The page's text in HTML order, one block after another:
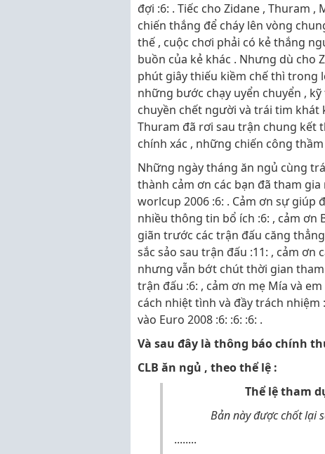
đợi :6: . Tiếc cho Zidane , Thuram
chiến thắng để cháy lên vòng
thế , cuộc chơi phải có kẻ thắng
buồn của kẻ khác . Nhưng dù cho
phút giây thiếu kiềm chế thì trong
những bước chạy uyển chuyển ,
chuyền chết người và trái tim khát
Thuram đã rơi sau trận chung kết
chính xác , những chiến công
Những ngày tháng ăn ngủ cùng
thành cảm ơn các bạn đã tham
worlcup 2006 :6: . Cảm ơn sự giúp
nhiều thông tin bổ ích :6: , cảm ơn
giãn trước các trận đấu căng
sắc sảo sau trận đấu :11: , cảm ơn
nhưng vẫn bớt chút thời gian
trận đấu :6: , cảm ơn mẹ Mía và
cách nhiệt tình và đầy trách nhiệm
vào Euro 2008 :6: :6: :6: .
Và sau đây là thông báo chính
CLB ăn ngủ , theo thể lệ :
Thể lệ tham
Bản này được chốt lại
........